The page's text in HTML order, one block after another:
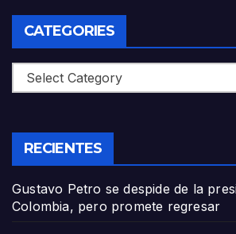
CATEGORIES
Categories
RECIENTES
Gustavo Petro se despide de la
Colombia, pero promete regresar